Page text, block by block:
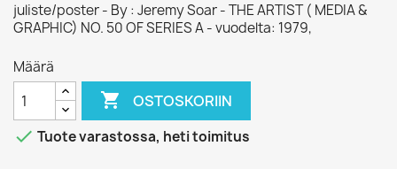
juliste/poster - By : Jeremy Soar - THE ARTIST ( MEDIA &
GRAPHIC) NO. 50 OF SERIES A - vuodelta: 1979,
Määrä
 OSTOSKORIIN
 Tuote varastossa, heti toimitus